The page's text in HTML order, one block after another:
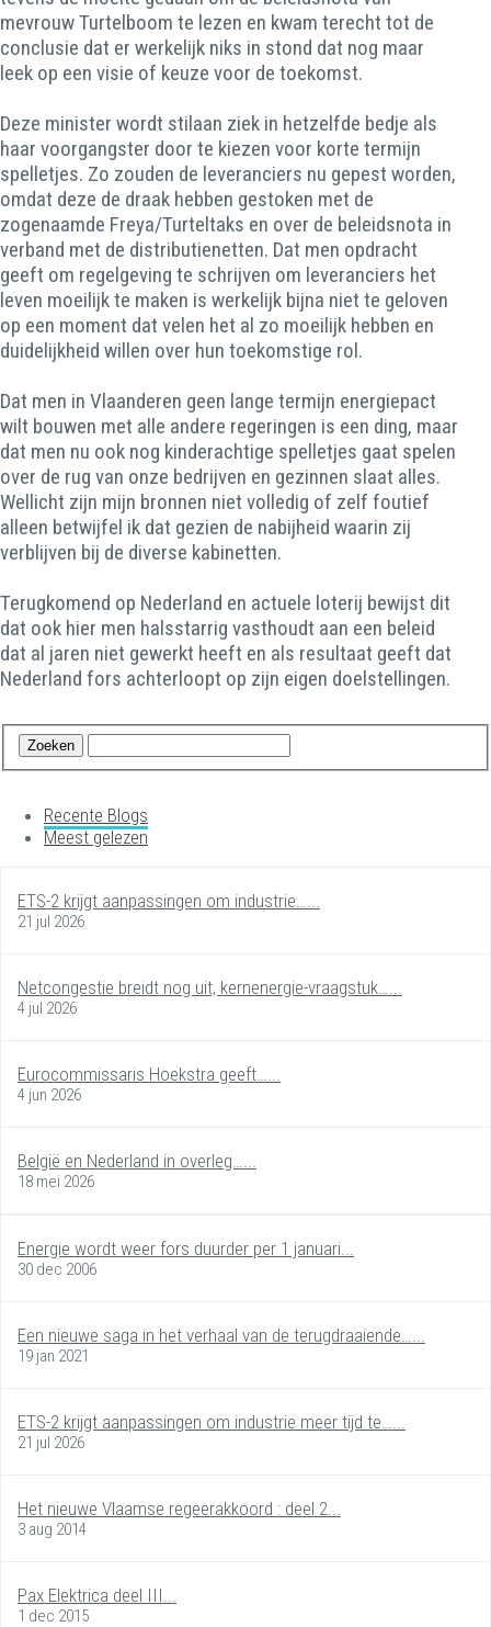
mevrouw Turtelboom te lezen en kwam terecht tot de
conclusie dat er werkelijk niks in stond dat nog maar
leek op een visie of keuze voor de toekomst.
Deze minister wordt stilaan ziek in hetzelfde bedje als
haar voorgangster door te kiezen voor korte termijn
spelletjes. Zo zouden de leveranciers nu gepest worden,
omdat deze de draak hebben gestoken met de
zogenaamde Freya/Turteltaks en over de beleidsnota in
verband met de distributienetten. Dat men opdracht
geeft om regelgeving te schrijven om leveranciers het
leven moeilijk te maken is werkelijk bijna niet te geloven
op een moment dat velen het al zo moeilijk hebben en
duidelijkheid willen over hun toekomstige rol.
Dat men in Vlaanderen geen lange termijn energiepact
wilt bouwen met alle andere regeringen is een ding, maar
dat men nu ook nog kinderachtige spelletjes gaat spelen
over de rug van onze bedrijven en gezinnen slaat alles.
Wellicht zijn mijn bronnen niet volledig of zelf foutief
alleen betwijfel ik dat gezien de nabijheid waarin zij
verblijven bij de diverse kabinetten.
Terugkomend op Nederland en actuele loterij bewijst dit
dat ook hier men halsstarrig vasthoudt aan een beleid
dat al jaren niet gewerkt heeft en als resultaat geeft dat
Nederland fors achterloopt op zijn eigen doelstellingen.
Recente Blogs
Meest gelezen
ETS-2 krijgt aanpassingen om industrie…...
21 jul 2026
Netcongestie breidt nog uit, kernenergie-vraagstuk…...
4 jul 2026
Eurocommissaris Hoekstra geeft…...
4 jun 2026
België en Nederland in overleg…...
18 mei 2026
Energie wordt weer fors duurder per 1 januari...
30 dec 2006
Een nieuwe saga in het verhaal van de terugdraaiende…...
19 jan 2021
ETS-2 krijgt aanpassingen om industrie meer tijd te…...
21 jul 2026
Het nieuwe Vlaamse regeerakkoord : deel 2...
3 aug 2014
Pax Elektrica deel III...
1 dec 2015